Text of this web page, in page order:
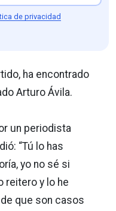
de privacidad
ha encontrado
Arturo Ávila.
un periodista
“Tú lo has
yo no sé si
reitero y lo he
que son casos